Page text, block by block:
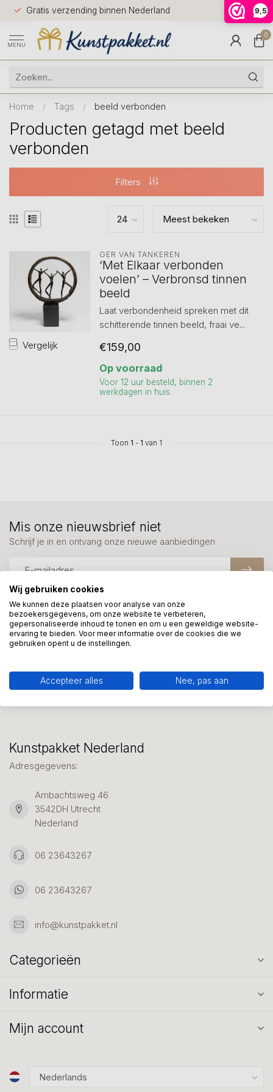
9,5
Gratis verzending binnen Nederland
Voor
huis
9.5
MENU
0
Home / Tags / beeld verbonden
Producten getagd met beeld
verbonden
Filters
Vergelijk
GER VAN TANKEREN
‘Met Elkaar verbonden
voelen’ – Verbronsd tinnen
beeld
Laat verbondenheid spreken met dit
schitterende tinnen beeld, fraai ve...
€159,00
Op voorraad
Voor 12 uur besteld, binnen 2
werkdagen in huis.
Toon 1 - 1 van 1
Meer informatie?
We helpen graag met uw keuze of geven advies, bel of app
ons 7 dagen per week: 06-23643267
Klantenservice
Mis onze nieuwsbrief niet
Schrijf je in en ontvang onze nieuwe aanbiedingen
Kunstpakket Nederland
Adresgegevens:
Ambachtsweg 46
3542DH Utrecht
Nederland
06 23643267
06 23643267
info@kunstpakket.nl
Categorieën
Informatie
Mijn account
Wij gebruiken cookies
We kunnen deze plaatsen voor analyse van onze
bezoekersgegevens, om onze website te verbeteren,
gepersonaliseerde inhoud te tonen en om u een geweldige website-
ervaring te bieden. Voor meer informatie over de cookies die we
gebruiken opent u de instellingen.
Accepteer alles Nee, pas aan